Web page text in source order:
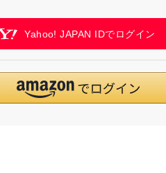
Yahoo! JAPAN IDでログイン